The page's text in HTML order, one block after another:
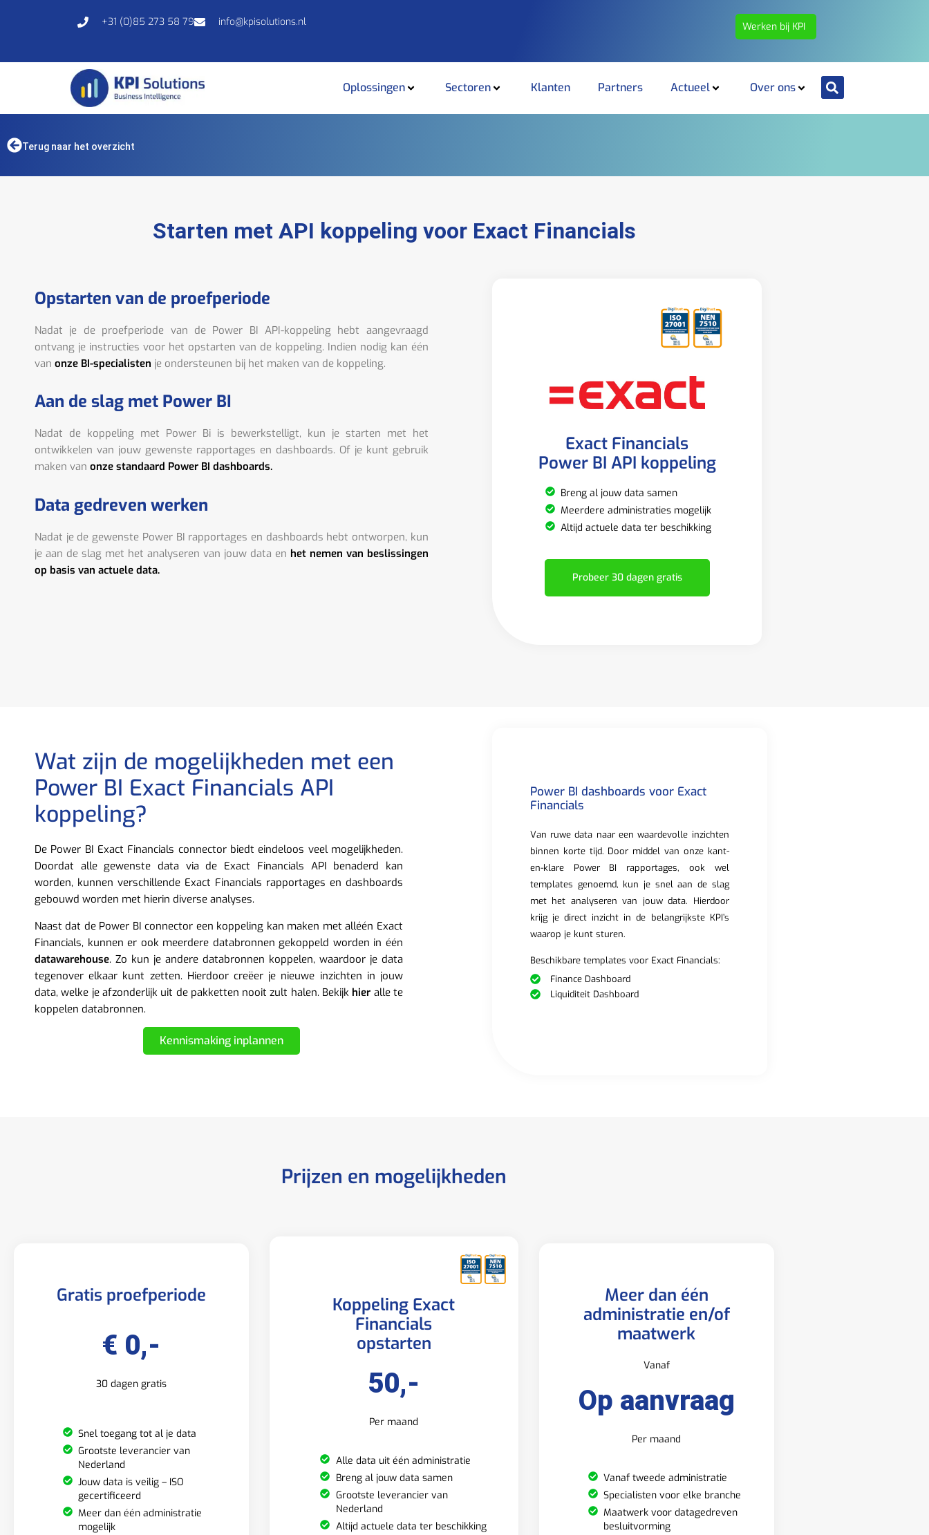
+31 (0)85 273 58 79 info@kpisolutions.nl Werken bij KPI
Oplossingen Sectoren Klanten Partners Actueel Over ons
Terug naar het overzicht
Starten met API koppeling voor Exact Financials
Opstarten van de proefperiode
Nadat je de proefperiode van de Power BI API-koppeling hebt aangevraagd
ontvang je instructies voor het opstarten van de koppeling. Indien nodig kan één
van onze BI-specialisten je ondersteunen bij het maken van de koppeling.
Aan de slag met Power BI
Nadat de koppeling met Power Bi is bewerkstelligt, kun je starten met het
ontwikkelen van jouw gewenste rapportages en dashboards. Of je kunt gebruik
maken van onze standaard Power BI dashboards.
Data gedreven werken
Nadat je de gewenste Power BI rapportages en dashboards hebt ontworpen, kun
je aan de slag met het analyseren van jouw data en het nemen van beslissingen
op basis van actuele data.
Exact Financials
Power BI API koppeling
Breng al jouw data samen
Meerdere administraties mogelijk
Altijd actuele data ter beschikking
Probeer 30 dagen gratis
Wat zijn de mogelijkheden met een
Power BI Exact Financials API
koppeling?
De Power BI Exact Financials connector biedt eindeloos veel mogelijkheden.
Doordat alle gewenste data via de Exact Financials API benaderd kan
worden, kunnen verschillende Exact Financials rapportages en dashboards
gebouwd worden met hierin diverse analyses.
Naast dat de Power BI connector een koppeling kan maken met alléén Exact
Financials, kunnen er ook meerdere databronnen gekoppeld worden in één
datawarehouse. Zo kun je andere databronnen koppelen, waardoor je data
tegenover elkaar kunt zetten. Hierdoor creëer je nieuwe inzichten in jouw
data, welke je afzonderlijk uit de pakketten nooit zult halen. Bekijk hier alle te
koppelen databronnen.
Kennismaking inplannen
Power BI dashboards voor Exact
Financials
Van ruwe data naar een waardevolle inzichten
binnen korte tijd. Door middel van onze kant-
en-klare Power BI rapportages, ook wel
templates genoemd, kun je snel aan de slag
met het analyseren van jouw data. Hierdoor
krijg je direct inzicht in de belangrijkste KPI’s
waarop je kunt sturen.
Beschikbare templates voor Exact Financials:
Finance Dashboard
Liquiditeit Dashboard
Prijzen en mogelijkheden
Gratis proefperiode
€ 0,-
30 dagen gratis
Snel toegang tot al je data
Grootste leverancier van
Nederland
Jouw data is veilig – ISO
gecertificeerd
Meer dan één administratie
mogelijk
Koppeling Exact
Financials
opstarten
50,-
Per maand
Alle data uit één administratie
Breng al jouw data samen
Grootste leverancier van
Nederland
Altijd actuele data ter beschikking
Meer dan één
administratie en/of
maatwerk
Vanaf
Op aanvraag
Per maand
Vanaf tweede administratie
Specialisten voor elke branche
Maatwerk voor datagedreven
besluitvorming